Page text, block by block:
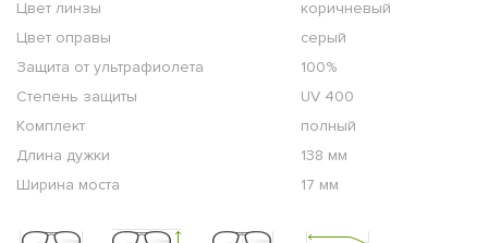
Цвет линзы
коричневый
Цвет оправы
серый
Защита от ультрафиолета
100%
Степень защиты
UV 400
Комплект
полный
Длина дужки
138 мм
Ширина моста
17 мм